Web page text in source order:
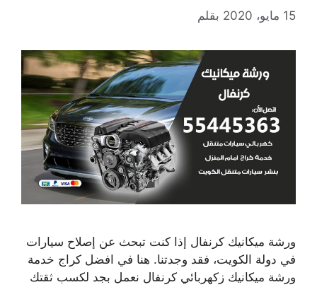
15 مايو، 2020 بقلم
ورشة ميكانيك كرنفال إذا كنت تبحث عن إصلاح سيارات
في دولة الكويت، فقد وجدتنا. هنا في افضل كراج خدمة
ورشة ميكانيك زكهربائي كرنفال نعمل بجد لكسب ثقتك